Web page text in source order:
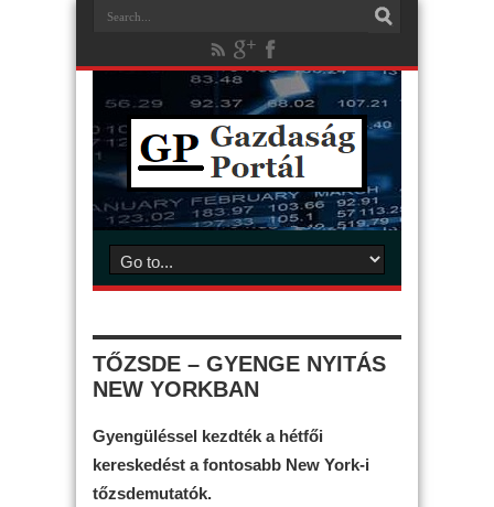
TŐZSDE – GYENGE NYITÁS
NEW YORKBAN
Gyengüléssel kezdték a hétfői
kereskedést a fontosabb New York-i
tőzsdemutatók.